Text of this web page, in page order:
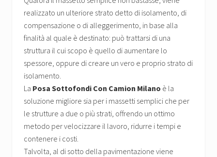
realizzato un ulteriore strato detto di isolamento, di
compensazione o di alleggerimento, in base alla
finalità al quale è destinato: può trattarsi di una
struttura il cui scopo è quello di aumentare lo
spessore, oppure di creare un vero e proprio strato di
isolamento.
La Posa Sottofondi Con Camion Milano è la
soluzione migliore sia per i massetti semplici che per
le strutture a due o più strati, offrendo un ottimo
metodo per velocizzare il lavoro, ridurre i tempi e
contenere i costi.
Talvolta, al di sotto della pavimentazione viene